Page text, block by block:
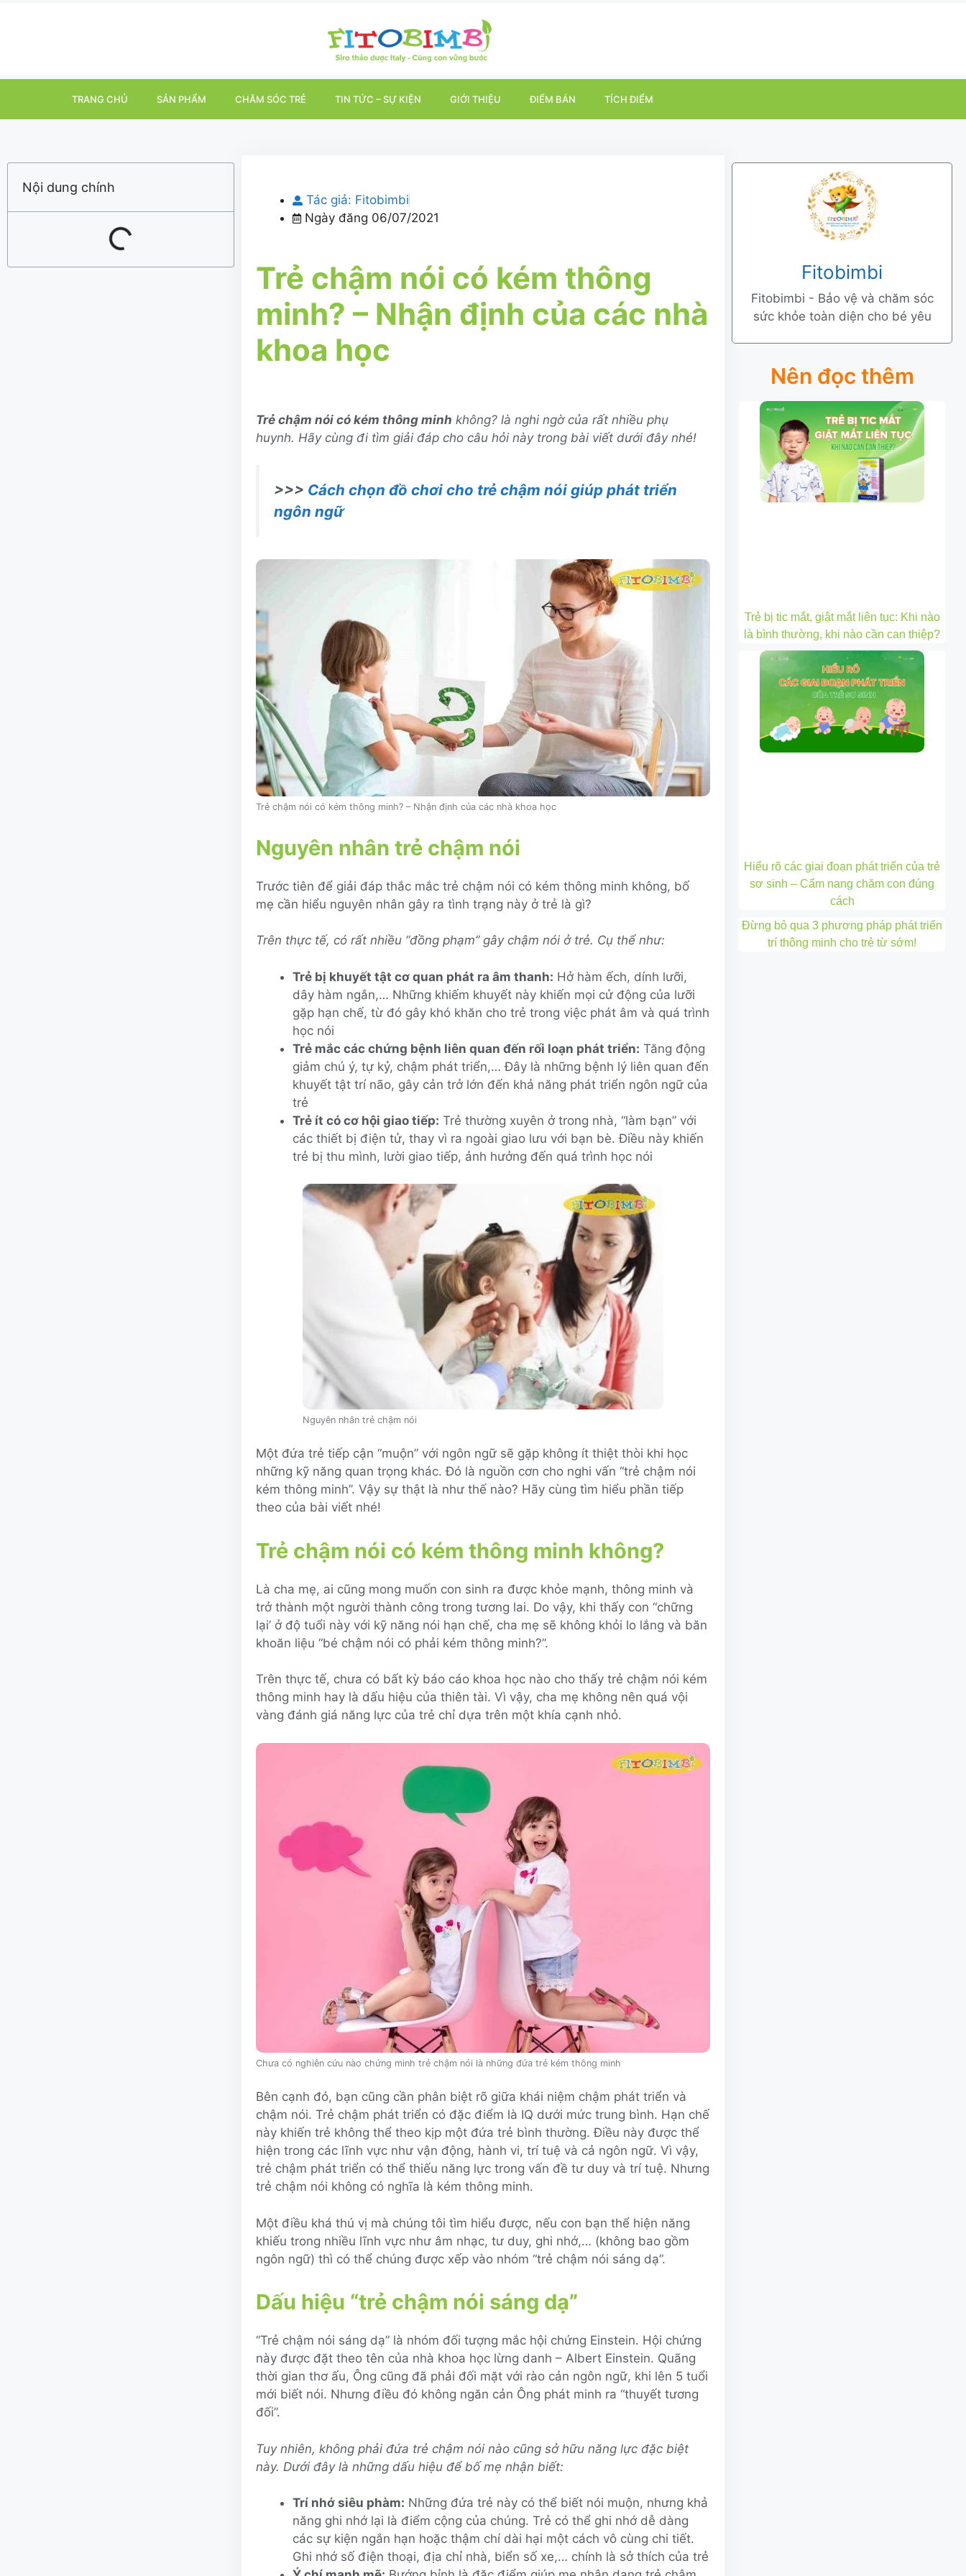
TRANG CHỦ SẢN PHẨM CHĂM SÓC TRẺ TIN TỨC – SỰ KIỆN GIỚI THIỆU ĐIỂM BÁN TÍCH ĐIỂM
Nội dung chính
Tác giả: Fitobimbi
Ngày đăng 06/07/2021
Trẻ chậm nói có kém thông
minh? – Nhận định của các nhà
khoa học
Trẻ chậm nói có kém thông minh không? là nghi ngờ của rất nhiều phụ
huynh. Hãy cùng đi tìm giải đáp cho câu hỏi này trong bài viết dưới đây nhé!
>>> Cách chọn đồ chơi cho trẻ chậm nói giúp phát triển
ngôn ngữ
Trẻ chậm nói có kém thông minh? – Nhận định của các nhà khoa học
Nguyên nhân trẻ chậm nói
Trước tiên để giải đáp thắc mắc trẻ chậm nói có kém thông minh không, bố
mẹ cần hiểu nguyên nhân gây ra tình trạng này ở trẻ là gì?
Trên thực tế, có rất nhiều “đồng phạm” gây chậm nói ở trẻ. Cụ thể như:
Trẻ bị khuyết tật cơ quan phát ra âm thanh: Hở hàm ếch, dính lưỡi,
dây hàm ngắn,… Những khiếm khuyết này khiến mọi cử động của lưỡi
gặp hạn chế, từ đó gây khó khăn cho trẻ trong việc phát âm và quá trình
học nói
Trẻ mắc các chứng bệnh liên quan đến rối loạn phát triển: Tăng động
giảm chú ý, tự kỷ, chậm phát triển,… Đây là những bệnh lý liên quan đến
khuyết tật trí não, gây cản trở lớn đến khả năng phát triển ngôn ngữ của
trẻ
Trẻ ít có cơ hội giao tiếp: Trẻ thường xuyên ở trong nhà, “làm bạn” với
các thiết bị điện tử, thay vì ra ngoài giao lưu với bạn bè. Điều này khiến
trẻ bị thu mình, lười giao tiếp, ảnh hưởng đến quá trình học nói
Nguyên nhân trẻ chậm nói
Một đứa trẻ tiếp cận “muộn” với ngôn ngữ sẽ gặp không ít thiệt thòi khi học
những kỹ năng quan trọng khác. Đó là nguồn cơn cho nghi vấn “trẻ chậm nói
kém thông minh”. Vậy sự thật là như thế nào? Hãy cùng tìm hiểu phần tiếp
theo của bài viết nhé!
Trẻ chậm nói có kém thông minh không?
Là cha mẹ, ai cũng mong muốn con sinh ra được khỏe mạnh, thông minh và
trở thành một người thành công trong tương lai. Do vậy, khi thấy con “chững
lại’ ở độ tuổi này với kỹ năng nói hạn chế, cha mẹ sẽ không khỏi lo lắng và băn
khoăn liệu “bé chậm nói có phải kém thông minh?”.
Trên thực tế, chưa có bất kỳ báo cáo khoa học nào cho thấy trẻ chậm nói kém
thông minh hay là dấu hiệu của thiên tài. Vì vậy, cha mẹ không nên quá vội
vàng đánh giá năng lực của trẻ chỉ dựa trên một khía cạnh nhỏ.
Chưa có nghiên cứu nào chứng minh trẻ chậm nói là những đứa trẻ kém thông minh
Bên cạnh đó, bạn cũng cần phân biệt rõ giữa khái niệm chậm phát triển và
chậm nói. Trẻ chậm phát triển có đặc điểm là IQ dưới mức trung bình. Hạn chế
này khiến trẻ không thể theo kịp một đứa trẻ bình thường. Điều này được thể
hiện trong các lĩnh vực như vận động, hành vi, trí tuệ và cả ngôn ngữ. Vì vậy,
trẻ chậm phát triển có thể thiếu năng lực trong vấn đề tư duy và trí tuệ. Nhưng
trẻ chậm nói không có nghĩa là kém thông minh.
Một điều khá thú vị mà chúng tôi tìm hiểu được, nếu con bạn thể hiện năng
khiếu trong nhiều lĩnh vực như âm nhạc, tư duy, ghi nhớ,… (không bao gồm
ngôn ngữ) thì có thể chúng được xếp vào nhóm “trẻ chậm nói sáng dạ”.
Dấu hiệu “trẻ chậm nói sáng dạ”
“Trẻ chậm nói sáng dạ” là nhóm đối tượng mắc hội chứng Einstein. Hội chứng
này được đặt theo tên của nhà khoa học lừng danh – Albert Einstein. Quãng
thời gian thơ ấu, Ông cũng đã phải đối mặt với rào cản ngôn ngữ, khi lên 5 tuổi
mới biết nói. Nhưng điều đó không ngăn cản Ông phát minh ra “thuyết tương
đối”.
Tuy nhiên, không phải đứa trẻ chậm nói nào cũng sở hữu năng lực đặc biệt
này. Dưới đây là những dấu hiệu để bố mẹ nhận biết:
Trí nhớ siêu phàm: Những đứa trẻ này có thể biết nói muộn, nhưng khả
năng ghi nhớ lại là điểm cộng của chúng. Trẻ có thể ghi nhớ dễ dàng
các sự kiện ngắn hạn hoặc thậm chí dài hại một cách vô cùng chi tiết.
Ghi nhớ số điện thoại, địa chỉ nhà, biển số xe,… chính là sở thích của trẻ
Fitobimbi
Fitobimbi - Bảo vệ và chăm sóc
sức khỏe toàn diện cho bé yêu
Nên đọc thêm
Trẻ bị tic mắt, giật mắt liên tục: Khi nào
là bình thường, khi nào cần can thiệp?
Hiểu rõ các giai đoạn phát triển của trẻ
sơ sinh – Cẩm nang chăm con đúng
cách
Đừng bỏ qua 3 phương pháp phát triển
trí thông minh cho trẻ từ sớm!